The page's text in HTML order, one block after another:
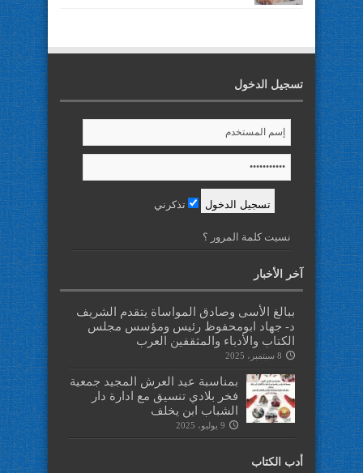
تسجيل الدخول
تذكرني
نسيت كلمة المرور ؟
آخر الأخبار
ببالغ الأسى وصادق المواساة يتقدم الشريف
د- جهاد ابومحفوظ رئيس ومؤسس مجلس
الكتاب والأدباء والمثقفين العرب
8 سبتمبر، 2025
بمناسبة عيد العرش المجيد جمعية
فخر بلادي تنسيق مع ادارة دار
الشباب ابن يخلف
9 يوليو، 2025
أدب الكتاب